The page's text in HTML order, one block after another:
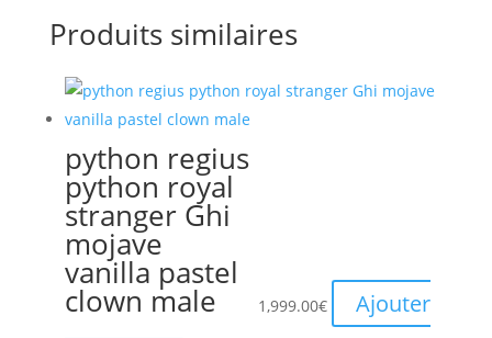
Produits similaires
python regius
python royal
stranger Ghi
mojave
vanilla pastel
clown male 1,999.00€
Ajouter